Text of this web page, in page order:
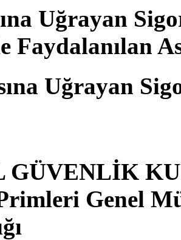
Uğrayan
Faydalanılan
Uğrayan
GÜVENLİK
Genel